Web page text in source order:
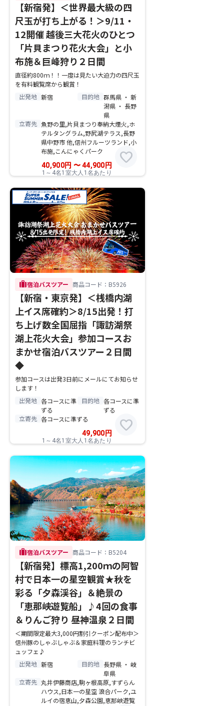
【新宿発】＜世界最大級の四
尺玉が打ち上がる！＞9/11・
12開催 越後三大花火のひとつ
「片貝まつり花火大会」と小
布施＆巨峰狩り２日間
直径約800ｍ！！一度は見たい大迫力の四尺玉
を有料観覧席から観賞！
出発地 新宿 目的地 群馬県 ・ 新
潟県 ・ 長野
県
立寄先 魚野の里,片貝まつり奉納大煙火,ホ
テルタングラム,野尻湖テラス,長野
県中野市 他,信州フルーツランド,小
布施,こんにゃくパーク
40,900円 〜44,900 円
1～4名1室大人1名あたり
favorite
trip宿泊バスツアー 商品コード：B5926
【新宿・東京発】＜桟橋内湖
上イス席確約＞8/15出発！打
ち上げ数全国屈指「諏訪湖祭
湖上花火大会」参加コースお
まかせ宿泊バスツアー２日間
◆
参加コースは出発3日前にメールにてお知らせ
します！
出発地 各コースに準
ずる
目的地 各コースに準
ずる
立寄先 各コースに準ずる
49,900 円
1～4名1室大人1名あたり
favorite
trip宿泊バスツアー 商品コード：B5204
【新宿発】標高1,200ｍの阿智
村で日本一の星空観賞★秋を
彩る「夕森渓谷」＆絶景の
「恵那峡遊覧船」♪4回の食事
＆りんご狩り 昼神温泉２日間
＜期間限定最大3,000円割引クーポン配布中＞
信州豚のしゃぶしゃぶ＆家庭料理のランチビ
ュッフェ♪
出発地 新宿 目的地 長野県 ・ 岐
阜県
立寄先 丸井伊藤商店,駒ヶ根高原,すずらん
ハウス,日本一の星空 浪合パーク,ユ
ルイの宿恵山,夕森公園,恵那峡遊覧